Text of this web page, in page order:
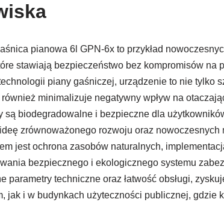
pianowa 6l GPN-6x to przykład
stawiają bezpieczeństwo bez kompromisów na
piany gaśniczej, urządzenie to nie tylko
minimalizuje negatywny wpływ na
są biodegradowalne i bezpieczne dla
zrównoważonego rozwoju oraz
jest ochrona zasobów naturalnych,
bezpiecznego i ekologicznego systemu
parametry techniczne oraz łatwość obsługi,
jak i w budynkach użyteczności publicznej,